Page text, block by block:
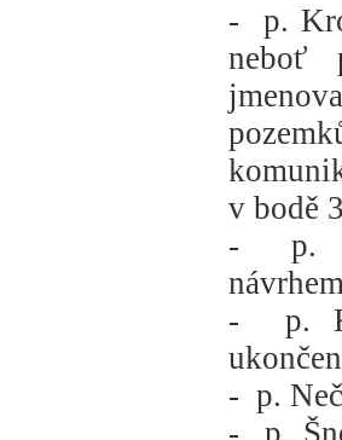
-
p.
neboť
v bodě
-
p.
-
p.
- p.
-
p.